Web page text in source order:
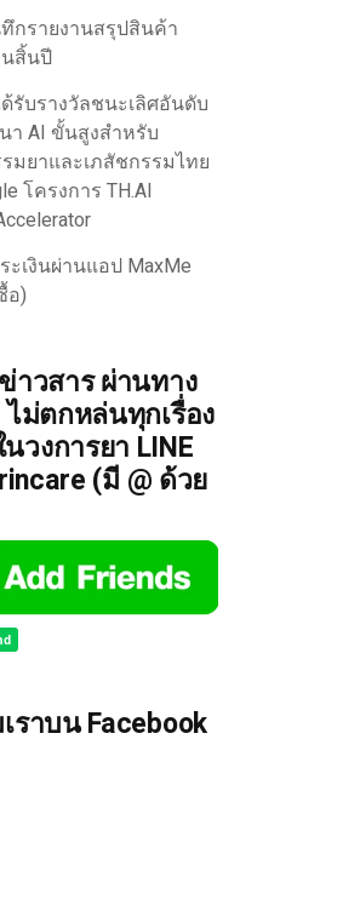
กรายงานสรุปสินค้า
สิ้นปี
ด้รับรางวัลชนะเลิศอันดับ
า AI ขั้นสูงสำหรับ
มยาและเภสัชกรรมไทย
โครงการ TH.AI
ะเงินผ่านแอป MaxMe
อ)
าวสาร ผ่านทาง
ไม่ตกหล่นทุกเรื่อง
วงการยา LINE
(มี @ ด้วย
ราบน Facebook